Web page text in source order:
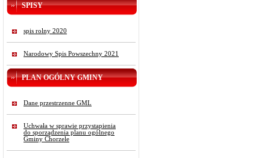
SPISY
spis rolny 2020
Narodowy Spis Powszechny 2021
PLAN OGÓLNY GMINY
Dane przestrzenne GML
Uchwała w sprawie przystąpienia
do sporządzenia planu ogólnego
Gminy Chorzele